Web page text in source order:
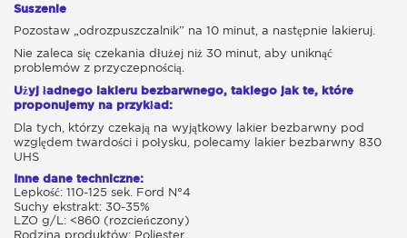
Suszenie
Pozostaw „odrozpuszczalnik” na 10 minut, a następnie lakieruj.
Nie zaleca się czekania dłużej niż 30 minut, aby uniknąć
problemów z przyczepnością.
Użyj ładnego lakieru bezbarwnego, takiego jak te, które
proponujemy na przykład:
Dla tych, którzy czekają na wyjątkowy lakier bezbarwny pod
względem twardości i połysku, polecamy lakier bezbarwny 830
UHS
Inne dane techniczne:
Lepkość: 110-125 sek. Ford N°4
Suchy ekstrakt: 30-35%
LZO g/L: <860 (rozcieńczony)
Rodzina produktów: Poliester